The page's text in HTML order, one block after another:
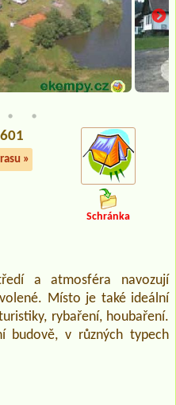
»
Schránka
a atmosféra navozují
Místo je také ideální
rybaření, houbaření.
budově, v různých typech